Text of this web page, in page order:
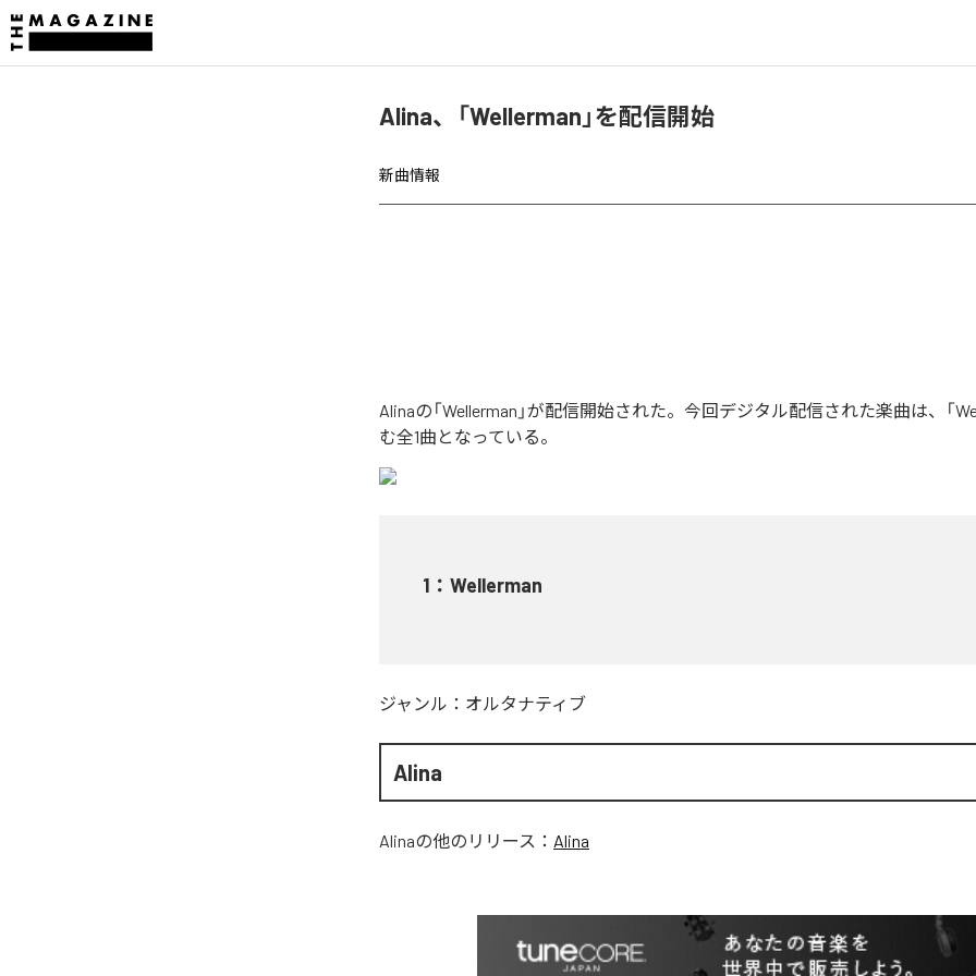
Alina、「Wellerman」を配信開始
新曲情報
Alinaの「Wellerman」が配信開始された。今回デジタル配信された楽曲は、「
む全1曲となっている。
1 ： Wellerman
ジャンル： オルタナティブ
Alina
Alinaの他のリリース： Alina